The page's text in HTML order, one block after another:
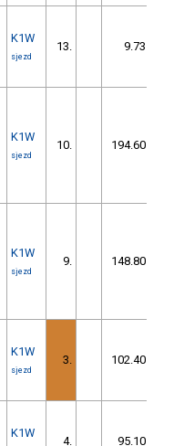
K1W
sjezd
13. 9.73
K1W
sjezd
10. 194.60
K1W
sjezd
9. 148.80
K1W
sjezd
3. 102.40
K1W
4. 95.10